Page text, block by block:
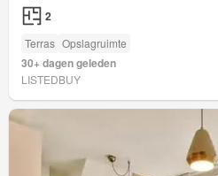
2
Terras Opslagruimte
30+ dagen geleden
LISTEDBUY